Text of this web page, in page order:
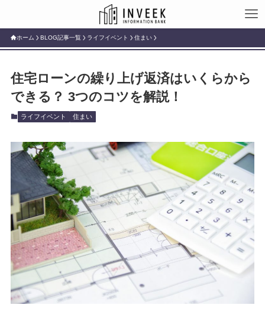
ホーム BLOG記事一覧 ライフイベント 住まい
住宅ローンの繰り上げ返済はいくらから
できる？ 3つのコツを解説！
ライフイベント 住まい